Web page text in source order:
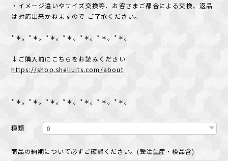
・イメージ違いやサイズ交換等、お客さまご都合による交換、返品
は対応出来かねますので ご了承ください。
*＊。*＊。*＊。*＊。*＊。*＊。*＊。
↓ご購入前にこちらをお読みください
https://shop.shelluits.com/about
*＊。*＊。*＊。*＊。*＊。*＊。*＊。
種類
商品の納期について必ずご確認ください。(受注生産・検品含)